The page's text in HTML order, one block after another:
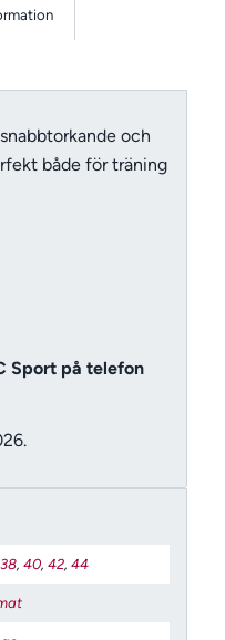
och
både för träning
Sport på telefon
38, 40, 42, 44